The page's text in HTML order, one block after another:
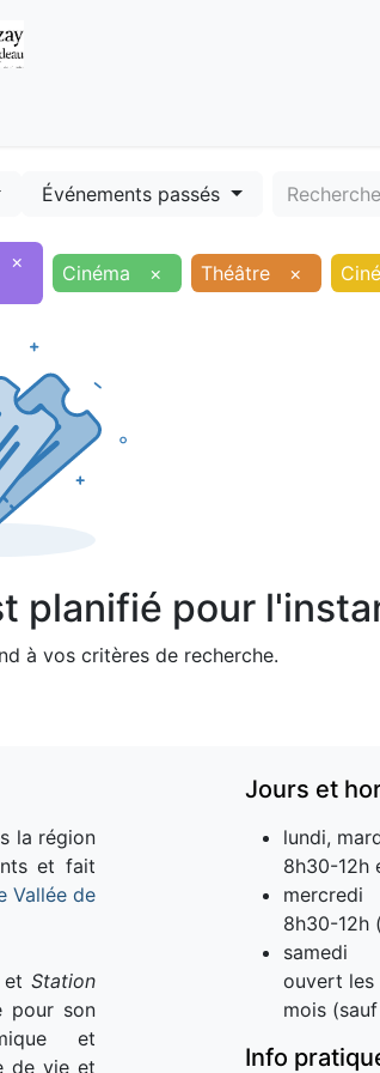
Événements passés
× Cinéma × Théâtre ×
planifié pour
à vos critères de recherche.
la région
et fait
Vallée de
et Station
pour son
et
de vie et
Jours et
lundi,
8h30-12h
mercredi
8h30-12h
samedi
ouvert les
mois
Info